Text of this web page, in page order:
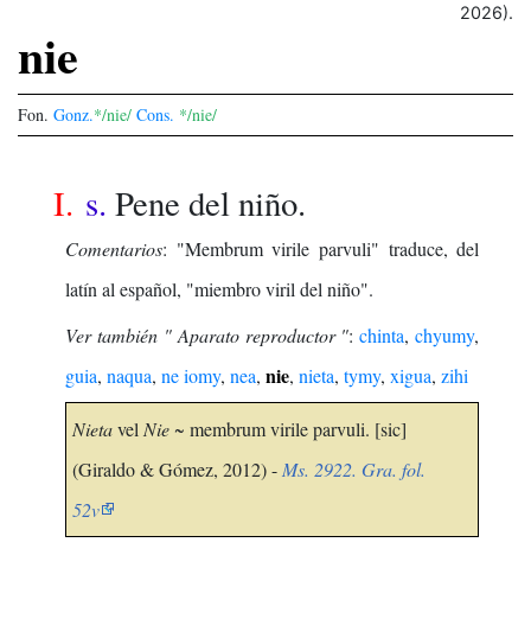
2026).
nie
Fon. Gonz.*/nie/ Cons. */nie/
I. s. Pene del niño.
Comentarios: "Membrum virile parvuli" traduce, del
latín al español, "miembro viril del niño".
Ver también " Aparato reproductor ":chinta,chyumy,
guia, naqua, ne iomy, nea, nie, nieta, tymy, xigua, zihi
Nietavel Nie ~ membrum virile parvuli. [sic]
(Giraldo & Gómez, 2012) - Ms. 2922. Gra. fol.
52v